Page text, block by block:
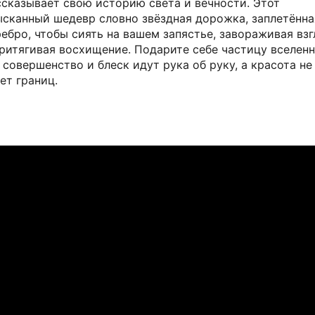
шедевр словно звёздная дорожка,
чтобы сиять на вашем запястье, завораживая
восхищение. Подарите себе частицу
совершенство и блеск идут рука об руку, а красота не
границ.